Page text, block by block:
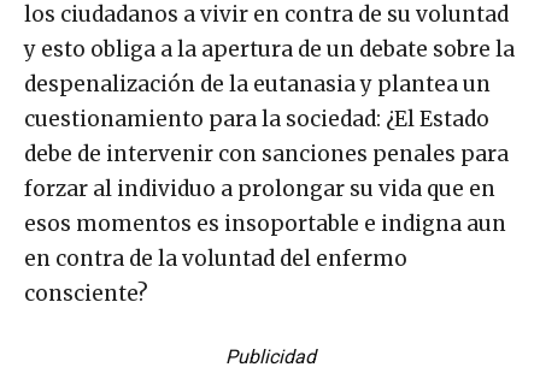
los ciudadanos a vivir en contra de su voluntad
y esto obliga a la apertura de un debate sobre la
despenalización de la eutanasia y plantea un
cuestionamiento para la sociedad: ¿El Estado
debe de intervenir con sanciones penales para
forzar al individuo a prolongar su vida que en
esos momentos es insoportable e indigna aun
en contra de la voluntad del enfermo
consciente?
Publicidad